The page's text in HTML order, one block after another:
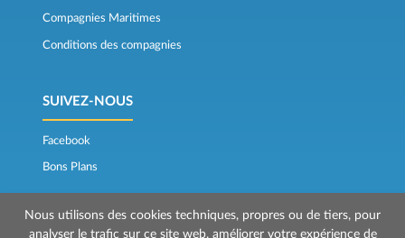
Compagnies Maritimes
Conditions des compagnies
SUIVEZ-NOUS
Facebook
Bons Plans
Nous utilisons des cookies techniques, propres ou de tiers, pour
analyser le trafic sur ce site web, améliorer votre expérience de